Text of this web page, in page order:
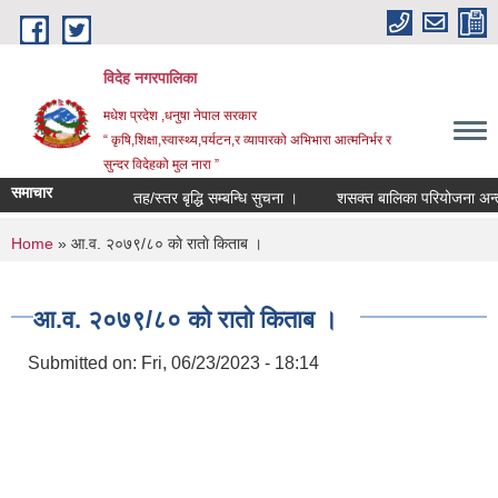
Skip to main content
विदेह नगरपालिका
मधेश प्रदेश ,धनुषा नेपाल सरकार
“ कृषि,शिक्षा,स्वास्थ्य,पर्यटन,र व्यापारको अभिभारा आत्मनिर्भर र
सुन्दर विदेहको मुल नारा ”
समाचार तह/स्तर बृद्धि सम्बन्धि सुचना । शसक्त बालिका परियोजना
You are here
Home » आ.व. २०७९/८० काे राताे किताब ।
आ.व. २०७९/८० काे राताे किताब ।
Submitted on: Fri, 06/23/2023 - 18:14